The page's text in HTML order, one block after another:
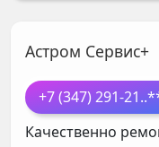
Астром Сервис+
+7 (347) 291-21
Качественно